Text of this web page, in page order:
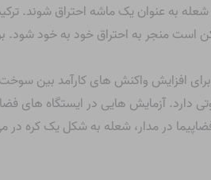
به عنوان یک ماشه احتراق شوند.
است منجر به احتراق خود به خود شود.
افزایش واکنش های کارآمد بین
دارد. آزمایش هایی در ایستگاه های
در مدار، شعله به شکل یک کره در